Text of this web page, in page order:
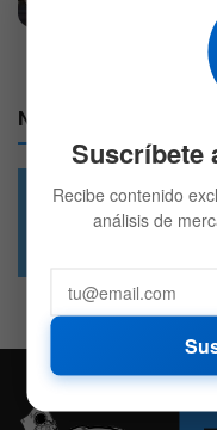
5 DE
Nuestras Redes:
49.6k
Suscríbete
Recibe contenido
análisis de